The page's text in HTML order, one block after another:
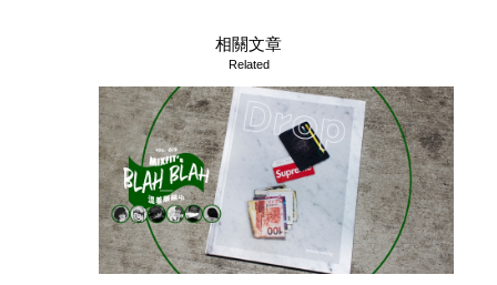
相關文章
Related